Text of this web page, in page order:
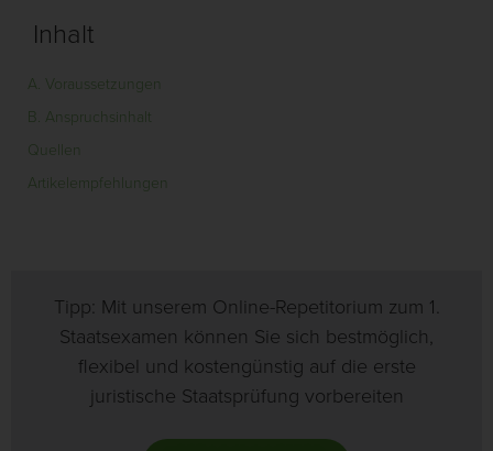
Inhalt
A. Voraussetzungen
B. Anspruchsinhalt
Quellen
Artikelempfehlungen
Tipp: Mit unserem Online-Repetitorium zum 1.
Staatsexamen können Sie sich bestmöglich,
flexibel und kostengünstig auf die erste
juristische Staatsprüfung vorbereiten